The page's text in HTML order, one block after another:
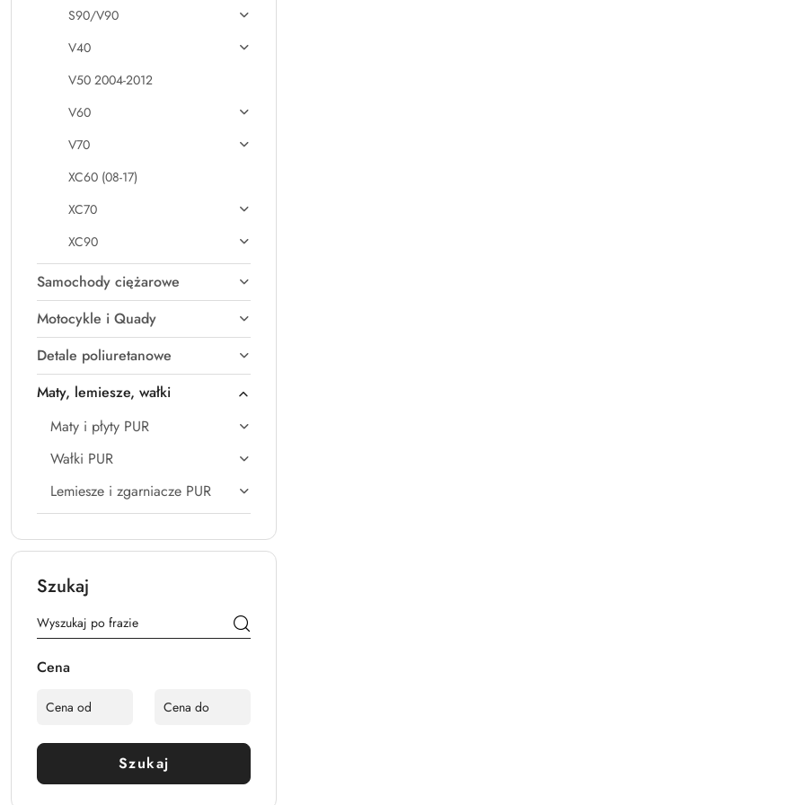
S90/V90
V40
V50 2004-2012
V60
V70
XC60 (08-17)
XC70
XC90
Samochody ciężarowe
Motocykle i Quady
Detale poliuretanowe
Maty, lemiesze, wałki
Maty i płyty PUR
Wałki PUR
Lemiesze i zgarniacze PUR
Szukaj
Cena
Szukaj